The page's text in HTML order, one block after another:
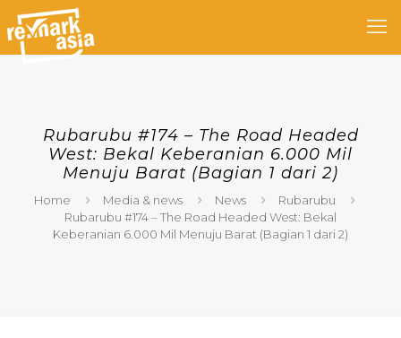
Rubarubu #174 – The Road Headed
West: Bekal Keberanian 6.000 Mil
Menuju Barat (Bagian 1 dari 2)
Home Media & news News
Rubarubu
Rubarubu #174 – The Road Headed West: Bekal
Keberanian 6.000 Mil Menuju Barat (Bagian 1 dari 2)